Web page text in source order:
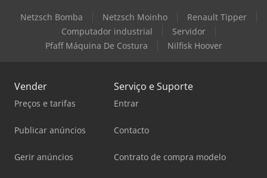
Netzsch Bomba Netzsch Moinho
Renault Tipper
Computador industrial
Servidor
Pfaff Máquina De Costura
Nilfisk Hoover
Vender
Preços e tarifas
Publicar anúncios
Gerir anúncios
Serviço e Suporte
Entrar
Contacto
Contrato de compra modelo